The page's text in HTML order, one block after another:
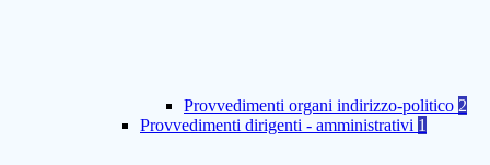
Provvedimenti organi indirizzo-politico 2
Provvedimenti dirigenti - amministrativi 1